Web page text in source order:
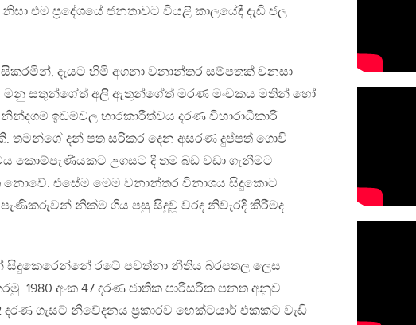
එම ප්‍රදේශයේ ජනතාවට වියළි කාලයේදී දැඩි ජල
දැයට හිමි අගනා වනාන්තර සම්පතක් වනසා
සතුන්ගේත් අලි ඇතුන්ගේත් මරණ මංචකය මතින් හෝ
ඉඩම්වල භාරකාරීත්වය දරණ විහාරාධිකාරී
දන් පත සරිකර දෙන අසරණ දුප්පත් ගොවි
කොම්පැණියකට උගසට දී තම බඩ වඩා ගැනීමට
නොවේ. එසේම මෙම වනාන්තර විනාශය සිදුකොට
නික්ම ගිය පසු සිදුවූ වරද නිවැරදි කිරීමද
රටේ පවත්නා නීතිය බරපතල ලෙස
1980 අංක 47 දරණ ජාතික පාරිසරික පනත අනුව
දරණ ගැසට් නිවේදනය ප්‍රකාරව හෙක්ටයාර් එකකට වැඩි